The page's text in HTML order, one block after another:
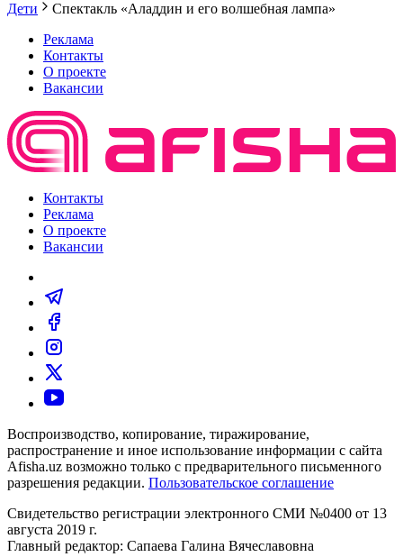
Дети
Спектакль «Аладдин и его волшебная лампа»
Реклама
Контакты
О проекте
Вакансии
Контакты
Реклама
О проекте
Вакансии
Воспроизводство, копирование, тиражирование,
распространение и иное использование информации с сайта
Afisha.uz возможно только с предварительного письменного
разрешения редакции. Пользовательское соглашение
Свидетельство регистрации электронного СМИ №0400 от 13
августа 2019 г.
Главный редактор: Сапаева Галина Вячеславовна